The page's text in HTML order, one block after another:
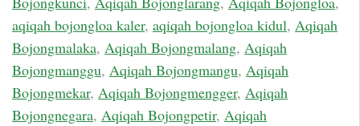
aqiqah bojongloa kaler, aqiqah bojongloa kidul, Aqiqah
Bojongmalaka, Aqiqah Bojongmalang, Aqiqah
Bojongmanggu, Aqiqah Bojongmangu, Aqiqah
Bojongmekar, Aqiqah Bojongmengger, Aqiqah
Bojongnegara, Aqiqah Bojongpetir, Aqiqah